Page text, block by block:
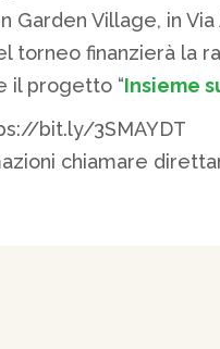
Garden Village, in
torneo finanzierà la
il progetto “Insieme
bit.ly/3SMAYDT
chiamare